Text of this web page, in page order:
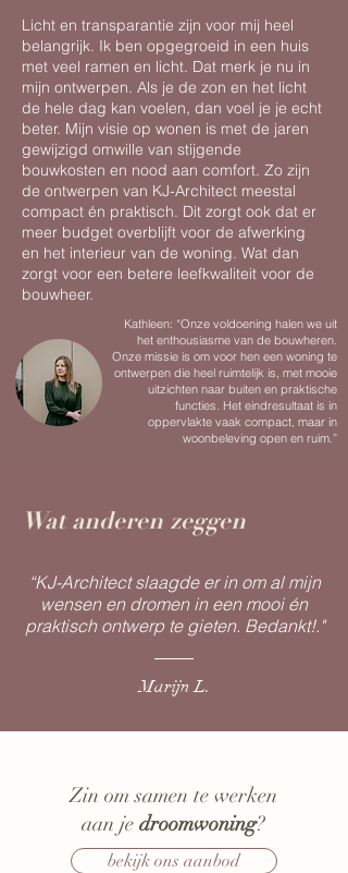
Licht en transparantie zijn voor mij heel
belangrijk. Ik ben opgegroeid in een huis
met veel ramen en licht. Dat merk je nu in
mijn ontwerpen. Als je de zon en het licht
de hele dag kan voelen, dan voel je je echt
beter. Mijn visie op wonen is met de jaren
gewijzigd omwille van stijgende
bouwkosten en nood aan comfort. Zo zijn
de ontwerpen van KJ-Architect meestal
compact én praktisch. Dit zorgt ook dat er
meer budget overblijft voor de afwerking
en het interieur van de woning. Wat dan
zorgt voor een betere leefkwaliteit voor de
bouwheer.
Kathleen: “Onze voldoening halen we uit
het enthousiasme van de bouwheren.
Onze missie is om voor hen een woning te
ontwerpen die heel ruimtelijk is, met mooie
uitzichten naar buiten en praktische
functies. Het eindresultaat is in
oppervlakte vaak compact, maar in
woonbeleving open en ruim.”
Wat anderen zeggen
“KJ-Architect slaagde er in om al mijn
wensen en dromen in een mooi én
praktisch ontwerp te gieten. Bedankt!."
Marijn L.
Zin om samen te werken
aan je droomwoning?
bekijk ons aanbod